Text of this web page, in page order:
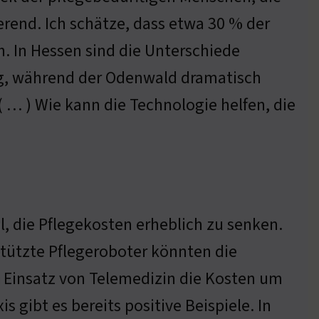
Ich schätze, dass etwa 30 % der
Hessen sind die Unterschiede
während der Odenwald dramatisch
) Wie kann die Technologie helfen, die
die Pflegekosten erheblich zu senken.
Pflegeroboter könnten die
von Telemedizin die Kosten um
gibt es bereits positive Beispiele. In